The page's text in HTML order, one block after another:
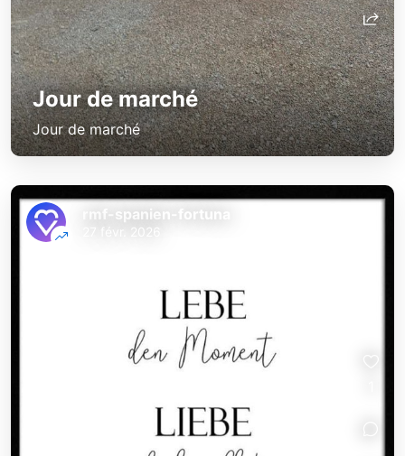
Jour de marché
Jour de marché
rmf-spanien-fortuna
27 févr. 2026